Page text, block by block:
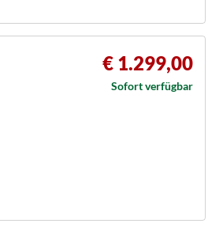
€ 1.299,00
Sofort verfügbar